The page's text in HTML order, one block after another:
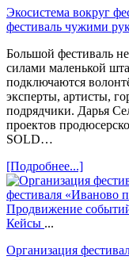
Экосистема вокруг
фестиваль чужими
Большой фестиваль
силами маленькой
подключаются
эксперты, артисты,
подрядчики. Дарья
проектов
SOLD…
[Подробнее...]
Продвижение
Кейсы ...
Организация